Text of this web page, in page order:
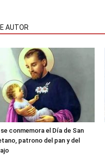
AUTOR
conmemora el Día de San
patrono del pan y del